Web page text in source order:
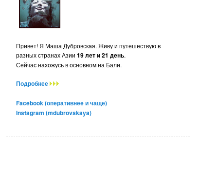
Привет! Я Маша Дубровская. Живу и путешествую в
разных странах Азии19 лет и 21 день.
Сейчас нахожусь в основном на Бали.
Подробнее
Facebook (оперативнее и чаще)
Instagram (mdubrovskaya)